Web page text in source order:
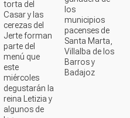
Casar y las
cerezas del
Jerte forman
parte del
menú que
este
miércoles
degustarán la
reina Letizia y
algunos de
los
municipios
pacenses de
Santa Marta,
Villalba de los
Barros y
Badajoz